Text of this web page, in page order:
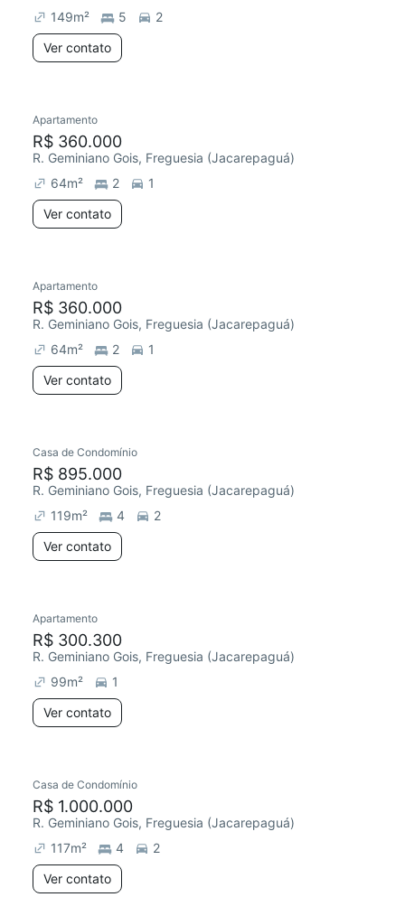
149m² 5
2
Ver contato
Redecorar
Apartamento
R$ 360.000
R. Geminiano Gois, Freguesia (Jacarepaguá)
64m² 2
1
Ver contato
Redecorar
Apartamento
R$ 360.000
R. Geminiano Gois, Freguesia (Jacarepaguá)
64m² 2
1
Ver contato
Redecorar
Casa de Condomínio
R$ 895.000
R. Geminiano Gois, Freguesia (Jacarepaguá)
119m² 4
2
Ver contato
Chegou há 3 dias
Apartamento
R$ 300.300
R. Geminiano Gois, Freguesia (Jacarepaguá)
99m²
1
Ver contato
Chegou este mês
Casa de Condomínio
R$ 1.000.000
R. Geminiano Gois, Freguesia (Jacarepaguá)
117m² 4
2
Ver contato